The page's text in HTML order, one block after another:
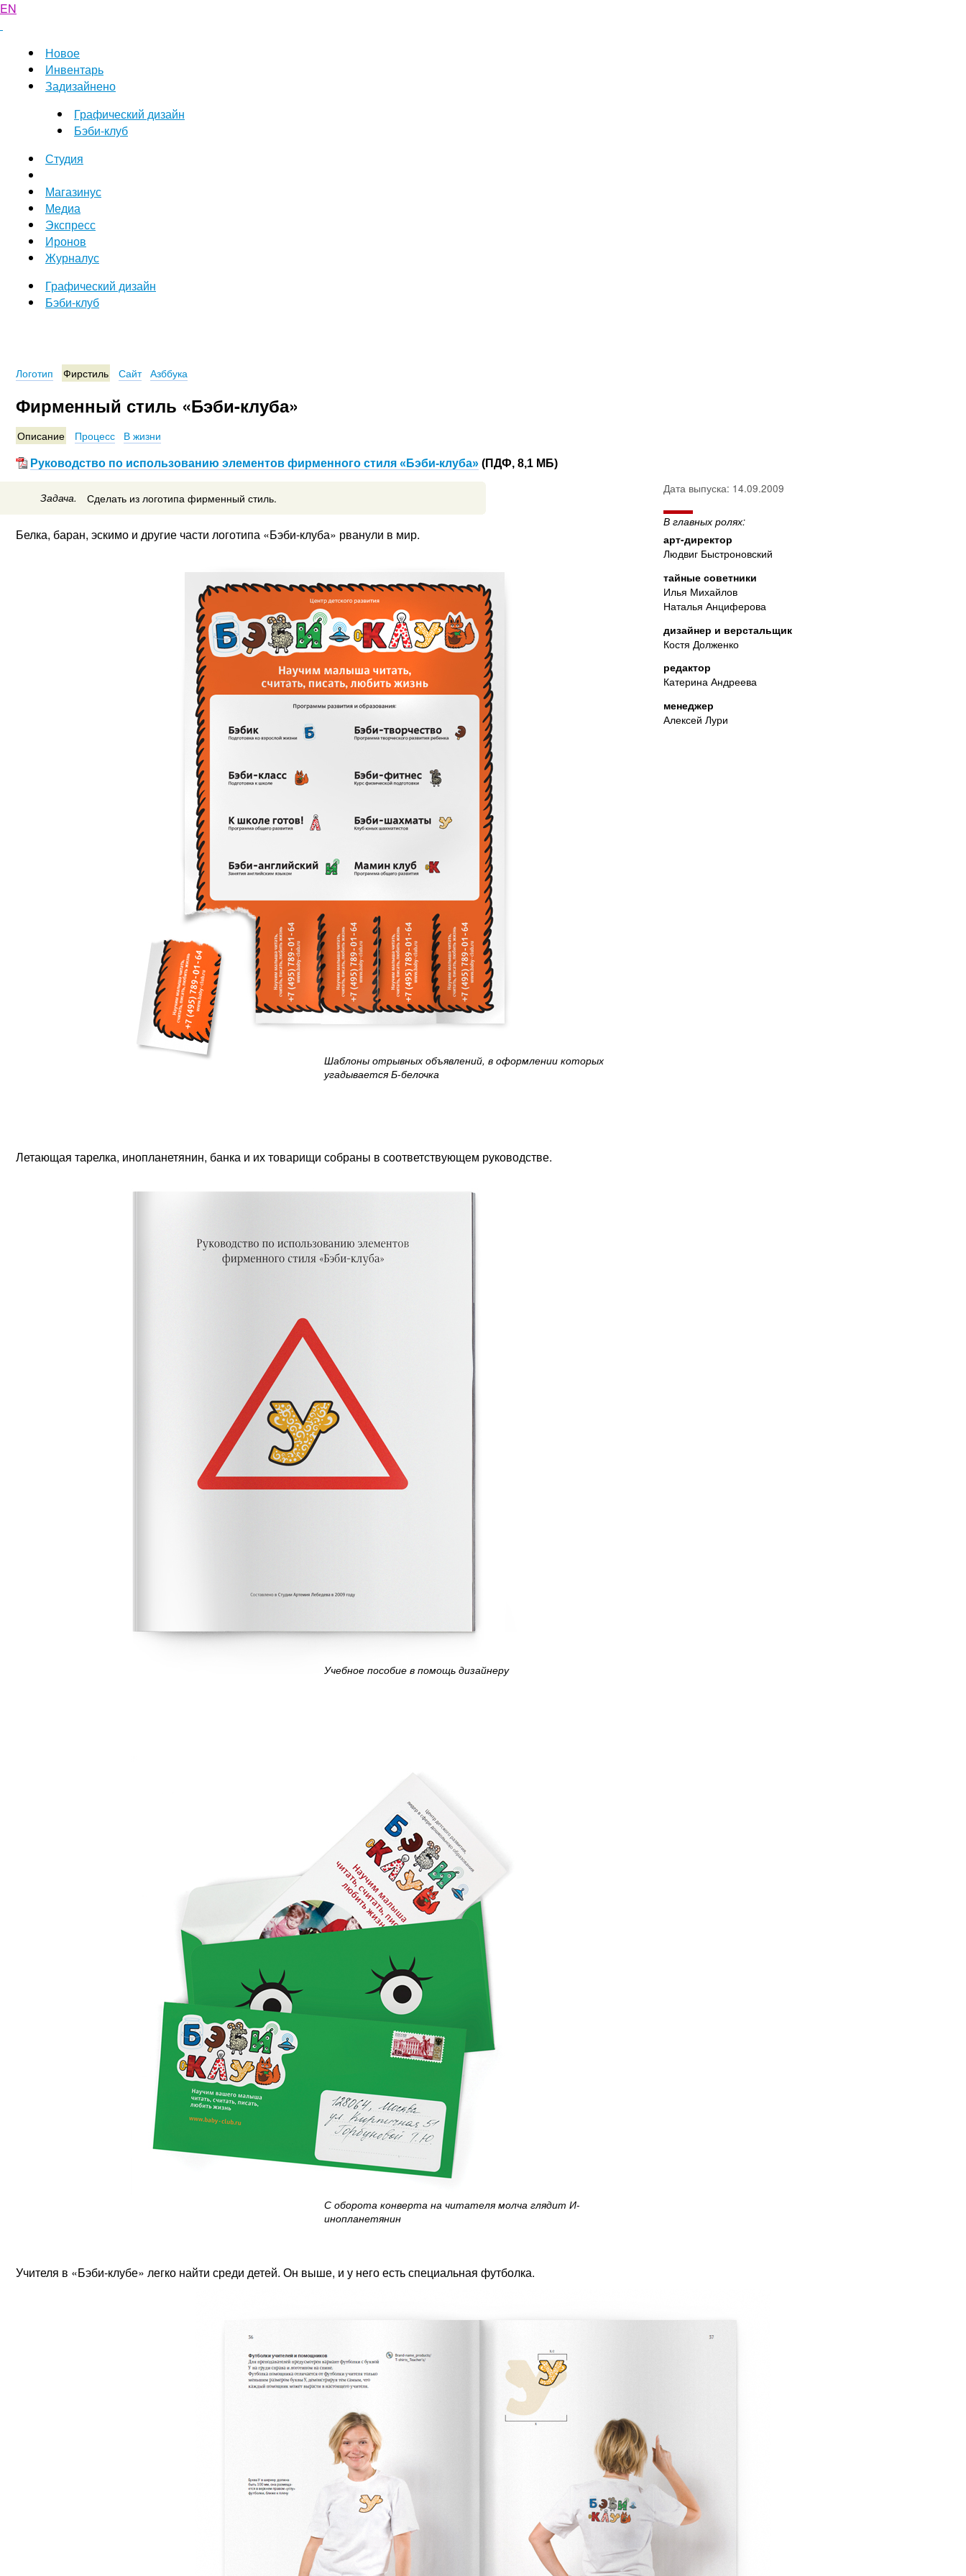
EN
Новое
Инвентарь
Задизайнено
Графический дизайн
Бэби-клуб
Студия
Магазинус
Медиа
Экспресс
Иронов
Журналус
Графический дизайн
Бэби-клуб
Логотип Фирстиль Сайт Азббука
Фирменный стиль «Бэби-клуба»
Описание Процесс В жизни
Руководство по использованию элементов фирменного стиля «Бэби-клуба» (ПДФ, 8,1 МБ)
Задача. Сделать из логотипа фирменный стиль.
Белка, баран, эскимо и другие части логотипа «Бэби-клуба» рванули в мир.
Шаблоны отрывных объявлений, в оформлении которых
угадывается Б-белочка
Летающая тарелка, инопланетянин, банка и их товарищи собраны в соответствующем руководстве.
Учебное пособие в помощь дизайнеру
С оборота конверта на читателя молча глядит И-
инопланетянин
Дата выпуска: 14.09.2009
В главных ролях:
арт-директор
Людвиг Быстроновский
тайные советники
Илья Михайлов
Наталья Анциферова
дизайнер и верстальщик
Костя Долженко
редактор
Катерина Андреева
менеджер
Алексей Лури
Учителя в «Бэби-клубе» легко найти среди детей. Он выше, и у него есть специальная футболка.